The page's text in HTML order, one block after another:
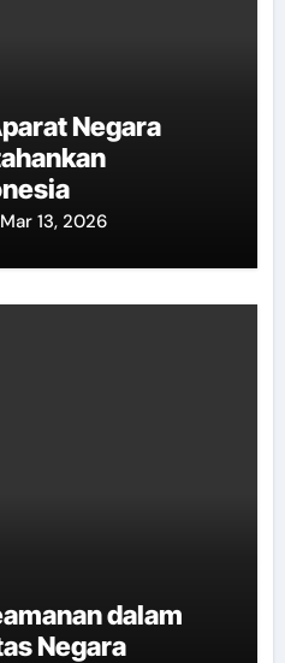
Negara
Mar 13, 2026
dalam
Negara